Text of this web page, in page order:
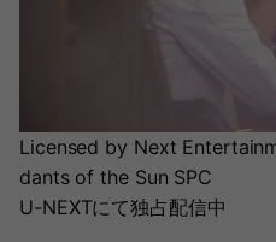
Licensed by Next
dants of the Sun SPC
U-NEXTにて独占配信中